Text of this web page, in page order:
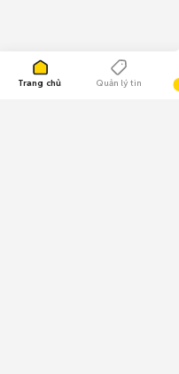
Trang chủ Quản lý tin